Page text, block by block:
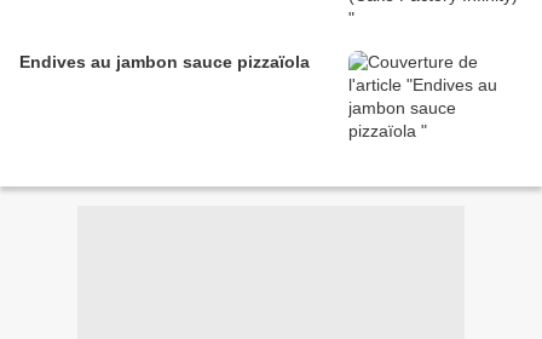
Endives au jambon sauce pizzaïola